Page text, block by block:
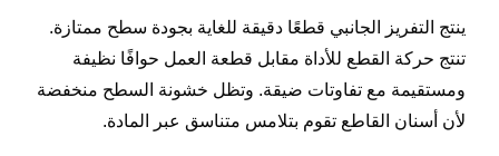
ينتج التفريز الجانبي قطعًا دقيقة للغاية بجودة سطح ممتازة.
تنتج حركة القطع للأداة مقابل قطعة العمل حوافًا نظيفة
ومستقيمة مع تفاوتات ضيقة. وتظل خشونة السطح منخفضة
لأن أسنان القاطع تقوم بتلامس متناسق عبر المادة.